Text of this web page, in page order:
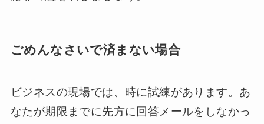
ごめんなさいで済まない場合
ビジネスの現場では、時に試練があります。あ
なたが期限までに先方に回答メールをしなかっ